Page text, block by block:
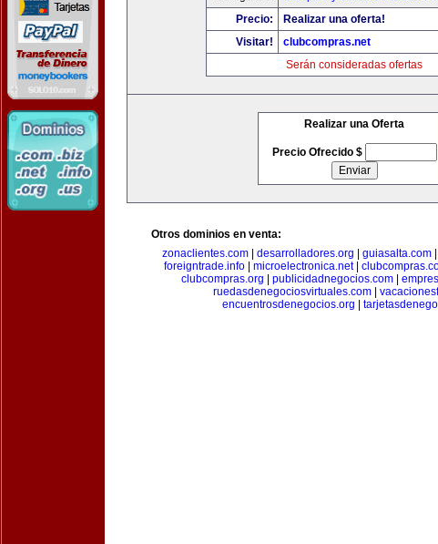
Precio:
Realizar una oferta!
Visitar!
clubcompras.net
Serán consideradas ofertas
Realizar una Oferta
Precio Ofrecido $
Otros dominios en venta:
zonaclientes.com| desarrolladores.org guiasalta.com|
foreigntrade.info
microelectronica.net|
clubcompras.org
publicidadnegocios.com
ruedasdenegociosvirtuales.com|
encuentrosdenegocios.org